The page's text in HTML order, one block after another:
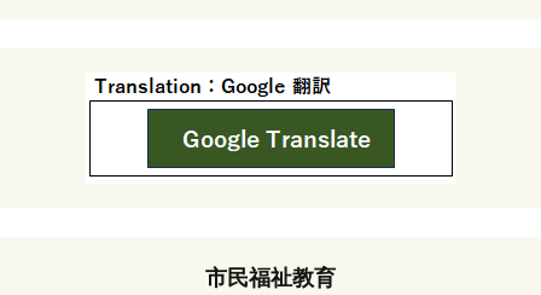
市民福祉教育